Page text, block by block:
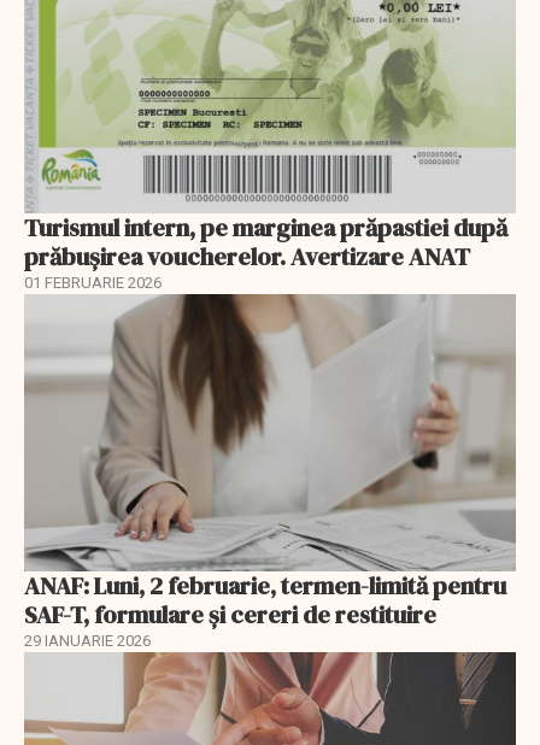
Turismul intern, pe marginea prăpastiei după
prăbușirea voucherelor. Avertizare ANAT
01 FEBRUARIE 2026
ANAF: Luni, 2 februarie, termen-limită pentru
SAF-T, formulare și cereri de restituire
29 IANUARIE 2026